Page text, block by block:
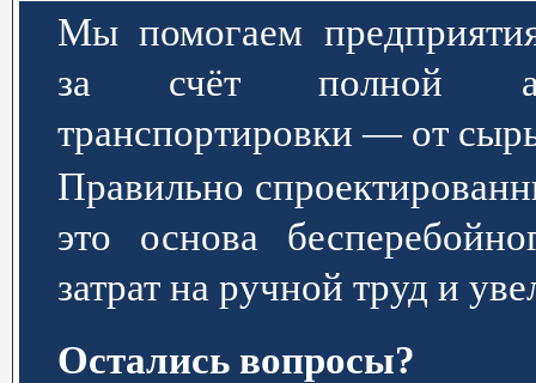
Мы помогаем
за счёт полной
транспортировки — от
Правильно
это основа
затрат на ручной труд и
Остались вопросы?